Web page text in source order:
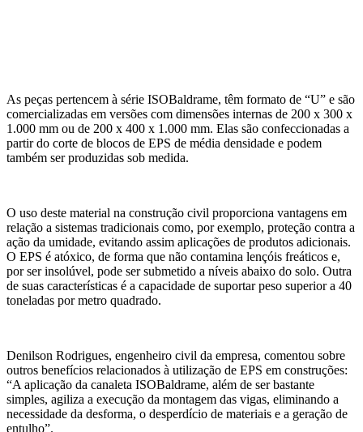
As peças pertencem à série ISOBaldrame, têm formato de “U” e são
comercializadas em versões com dimensões internas de 200 x 300 x
1.000 mm ou de 200 x 400 x 1.000 mm. Elas são confeccionadas a
partir do corte de blocos de EPS de média densidade e podem
também ser produzidas sob medida.
O uso deste material na construção civil proporciona vantagens em
relação a sistemas tradicionais como, por exemplo, proteção contra a
ação da umidade, evitando assim aplicações de produtos adicionais.
O EPS é atóxico, de forma que não contamina lençóis freáticos e,
por ser insolúvel, pode ser submetido a níveis abaixo do solo. Outra
de suas características é a capacidade de suportar peso superior a 40
toneladas por metro quadrado.
Denilson Rodrigues, engenheiro civil da empresa, comentou sobre
outros benefícios relacionados à utilização de EPS em construções:
“A aplicação da canaleta ISOBaldrame, além de ser bastante
simples, agiliza a execução da montagem das vigas, eliminando a
necessidade da desforma, o desperdício de materiais e a geração de
entulho”.